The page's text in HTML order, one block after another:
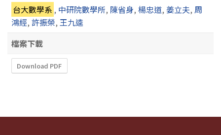
台大數學系 , 中研院數學所, 陳省身,楊忠道,姜立夫, 周
鴻經, 許振榮, 王九逵
檔案下載
Download PDF